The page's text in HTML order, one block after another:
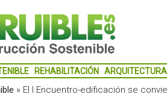
REHABILITACIÓN ARQUITECTURA
» El I Encuentro-edificación se